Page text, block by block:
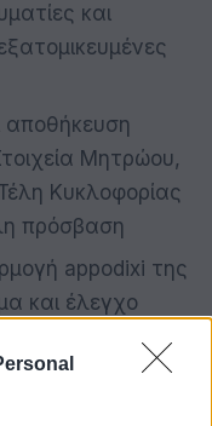
και
αποθήκευση
Μητρώου,
Κυκλοφορίας
πρόσβαση
appodixi της
και έλεγχο
PIN ή και